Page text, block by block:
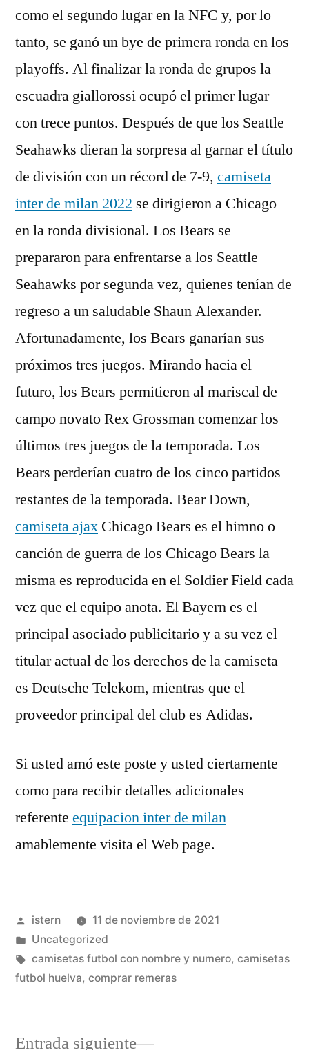
como el segundo lugar en la NFC y, por lo
tanto, se ganó un bye de primera ronda en los
playoffs. Al finalizar la ronda de grupos la
escuadra giallorossi ocupó el primer lugar
con trece puntos. Después de que los Seattle
Seahawks dieran la sorpresa al garnar el título
de división con un récord de 7-9, camiseta
inter de milan 2022 se dirigieron a Chicago
en la ronda divisional. Los Bears se
prepararon para enfrentarse a los Seattle
Seahawks por segunda vez, quienes tenían de
regreso a un saludable Shaun Alexander.
Afortunadamente, los Bears ganarían sus
próximos tres juegos. Mirando hacia el
futuro, los Bears permitieron al mariscal de
campo novato Rex Grossman comenzar los
últimos tres juegos de la temporada. Los
Bears perderían cuatro de los cinco partidos
restantes de la temporada. Bear Down,
camiseta ajax Chicago Bears es el himno o
canción de guerra de los Chicago Bears la
misma es reproducida en el Soldier Field cada
vez que el equipo anota. El Bayern es el
principal asociado publicitario y a su vez el
titular actual de los derechos de la camiseta
es Deutsche Telekom, mientras que el
proveedor principal del club es Adidas.
Si usted amó este poste y usted ciertamente
como para recibir detalles adicionales
referente equipacion inter de milan
amablemente visita el Web page.
Publicado
por
istern
11 de noviembre de 2021
Publicado
en
Uncategorized
Etiquetas:
camisetas futbol con nombre y numero, camisetas
futbol huelva, comprar remeras
Entrada siguiente Entrada